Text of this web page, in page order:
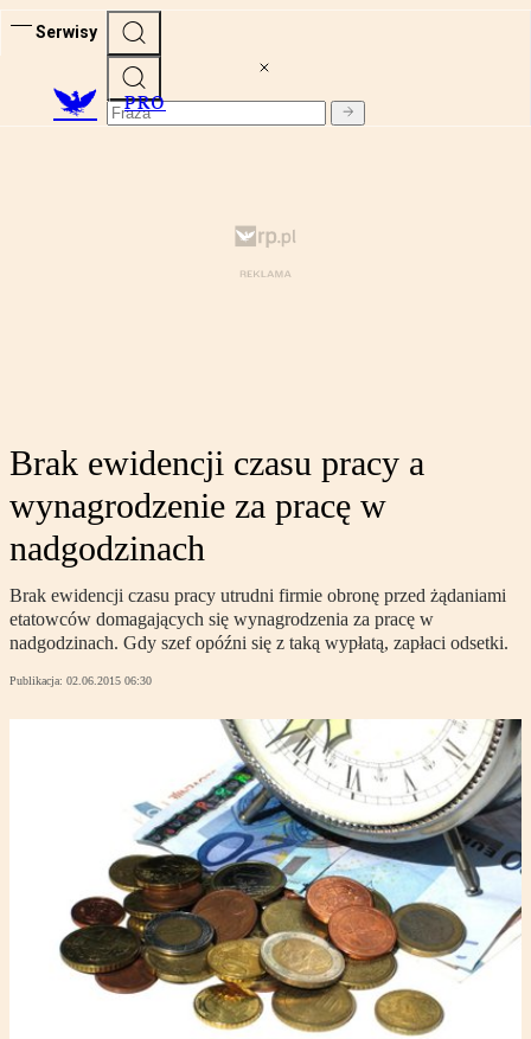
Serwisy
PRO
Brak ewidencji czasu pracy a
wynagrodzenie za pracę w
nadgodzinach
Brak ewidencji czasu pracy utrudni firmie obronę przed żądaniami
etatowców domagających się wynagrodzenia za pracę w
nadgodzinach. Gdy szef opóźni się z taką wypłatą, zapłaci odsetki.
Publikacja: 02.06.2015 06:30